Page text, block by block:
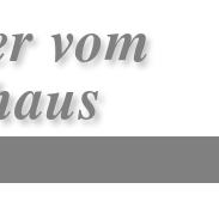
vom